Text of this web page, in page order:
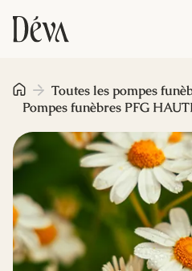
Obsèques
Prévoyance
Monument funéraire
Livraison de fleurs
Toutes les pompes
Pompes funèbres PFG